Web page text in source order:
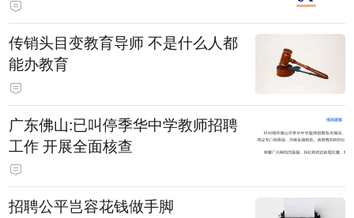
传销头目变教育导师 不是什么人都
能办教育
广东佛山:已叫停季华中学教师招聘
工作 开展全面核查
招聘公平岂容花钱做手脚